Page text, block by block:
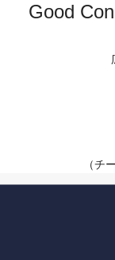
Good
（チ